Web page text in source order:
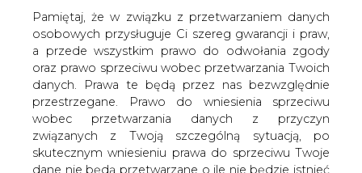
Pamiętaj, że w związku z przetwarzaniem danych
osobowych przysługuje Ci szereg gwarancji i praw,
a przede wszystkim prawo do odwołania zgody
oraz prawo sprzeciwu wobec przetwarzania Twoich
danych. Prawa te będą przez nas bezwzględnie
przestrzegane. Prawo do wniesienia sprzeciwu
wobec przetwarzania danych z przyczyn
związanych z Twoją szczególną sytuacją, po
skutecznym wniesieniu prawa do sprzeciwu Twoje
dane nie będą przetwarzane o ile nie będzie istnieć
Firmy Chemiczna Dwory podpisała z
Polskim Koncernem Naftowym Orlen
dwie umowy: na dostawę i odbiór
etylobenzenu oraz na dostawę i odbiór
butadienu. Szacunkowa wartość obu